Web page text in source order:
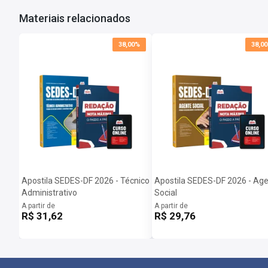
Materiais relacionados
38,00%
Apostila SEDES-DF 2026 - Técnico
Administrativo
A partir de
R$ 31,62
Apostila SEDES-DF 2026 -
Social
A partir de
R$ 29,76